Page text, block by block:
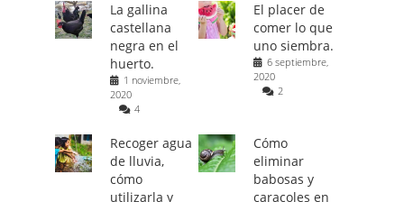
La gallina
castellana
negra en el
huerto.
1 noviembre,
2020
4
El placer de
comer lo que
uno siembra.
6 septiembre,
2020
2
Recoger agua
de lluvia,
cómo
utilizarla y
Cómo
eliminar
babosas y
caracoles en